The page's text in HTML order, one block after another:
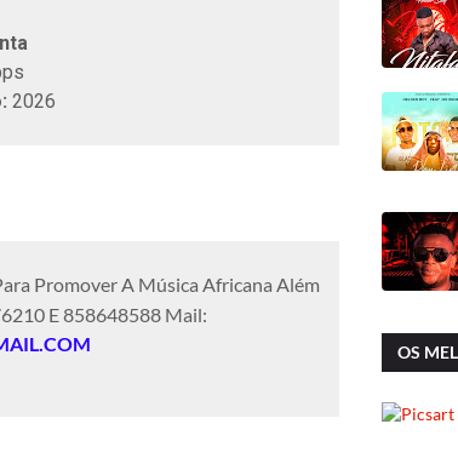
2026
Promover A Música Africana Além
E 858648588 Mail:
OS